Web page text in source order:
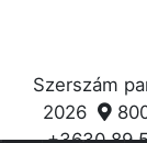
Szerszám
2026